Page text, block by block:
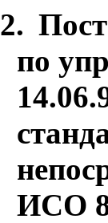
2.
по
ИСО